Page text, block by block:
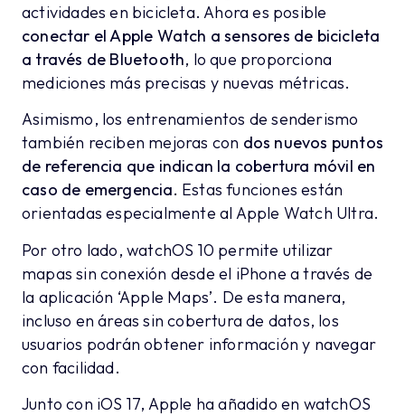
actividades en bicicleta. Ahora es posible
conectar el Apple Watch a sensores de bicicleta
a través de Bluetooth, lo que proporciona
mediciones más precisas y nuevas métricas.
Asimismo, los entrenamientos de senderismo
también reciben mejoras con dos nuevos puntos
de referencia que indican la cobertura móvil en
caso de emergencia. Estas funciones están
orientadas especialmente al Apple Watch Ultra.
Por otro lado, watchOS 10 permite utilizar
mapas sin conexión desde el iPhone a través de
la aplicación ‘Apple Maps’. De esta manera,
incluso en áreas sin cobertura de datos, los
usuarios podrán obtener información y navegar
con facilidad.
Junto con iOS 17, Apple ha añadido en watchOS